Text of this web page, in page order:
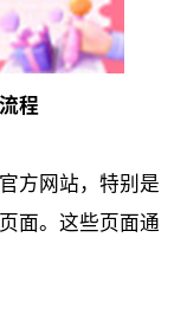
程
方网站，特别是
面。这些页面通